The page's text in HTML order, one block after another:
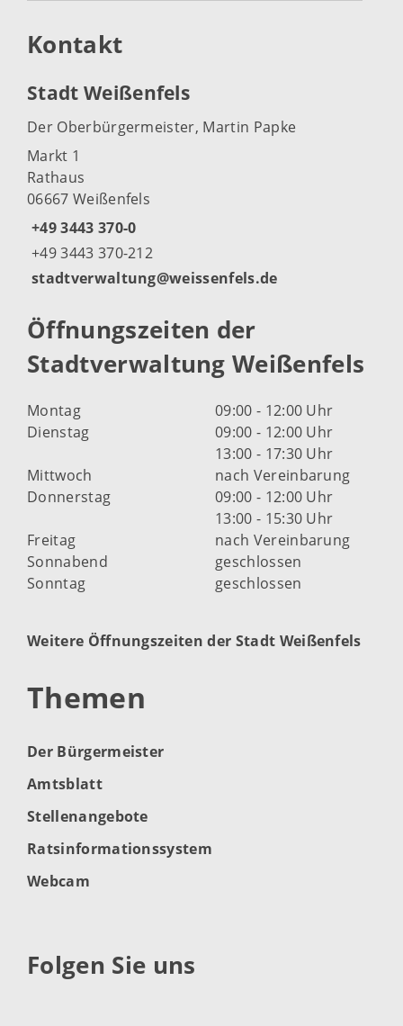
Kontakt
Stadt Weißenfels
Der Oberbürgermeister, Martin Papke
Markt 1
Rathaus
06667 Weißenfels
+49 3443 370-0
+49 3443 370-212
stadtverwaltung@weissenfels.de
Öffnungszeiten der
Stadtverwaltung Weißenfels
Montag
09:00 - 12:00 Uhr
Dienstag
09:00 - 12:00 Uhr
13:00 - 17:30 Uhr
Mittwoch
nach Vereinbarung
Donnerstag
09:00 - 12:00 Uhr
13:00 - 15:30 Uhr
Freitag
nach Vereinbarung
Sonnabend
geschlossen
Sonntag
geschlossen
Weitere Öffnungszeiten der Stadt Weißenfels
Themen
Der Bürgermeister
Amtsblatt
Stellenangebote
Ratsinformationssystem
Webcam
Folgen Sie uns